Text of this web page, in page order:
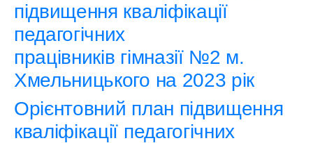
підвищення кваліфікації
педагогічних
працівників гімназії №2 м.
Хмельницького на 2023 рік
Орієнтовний план підвищення
кваліфікації педагогічних